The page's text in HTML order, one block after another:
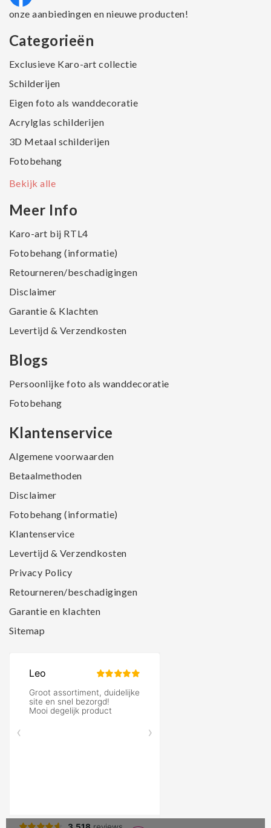
onze aanbiedingen en nieuwe producten!
Categorieën
Exclusieve Karo-art collectie
Schilderijen
Eigen foto als wanddecoratie
Acrylglas schilderijen
3D Metaal schilderijen
Fotobehang
Bekijk alle
Meer Info
Karo-art bij RTL4
Fotobehang (informatie)
Retourneren/beschadigingen
Disclaimer
Garantie & Klachten
Levertijd & Verzendkosten
Blogs
Persoonlijke foto als wanddecoratie
Fotobehang
Klantenservice
Algemene voorwaarden
Betaalmethoden
Disclaimer
Fotobehang (informatie)
Klantenservice
Levertijd & Verzendkosten
Privacy Policy
Retourneren/beschadigingen
Garantie en klachten
Sitemap